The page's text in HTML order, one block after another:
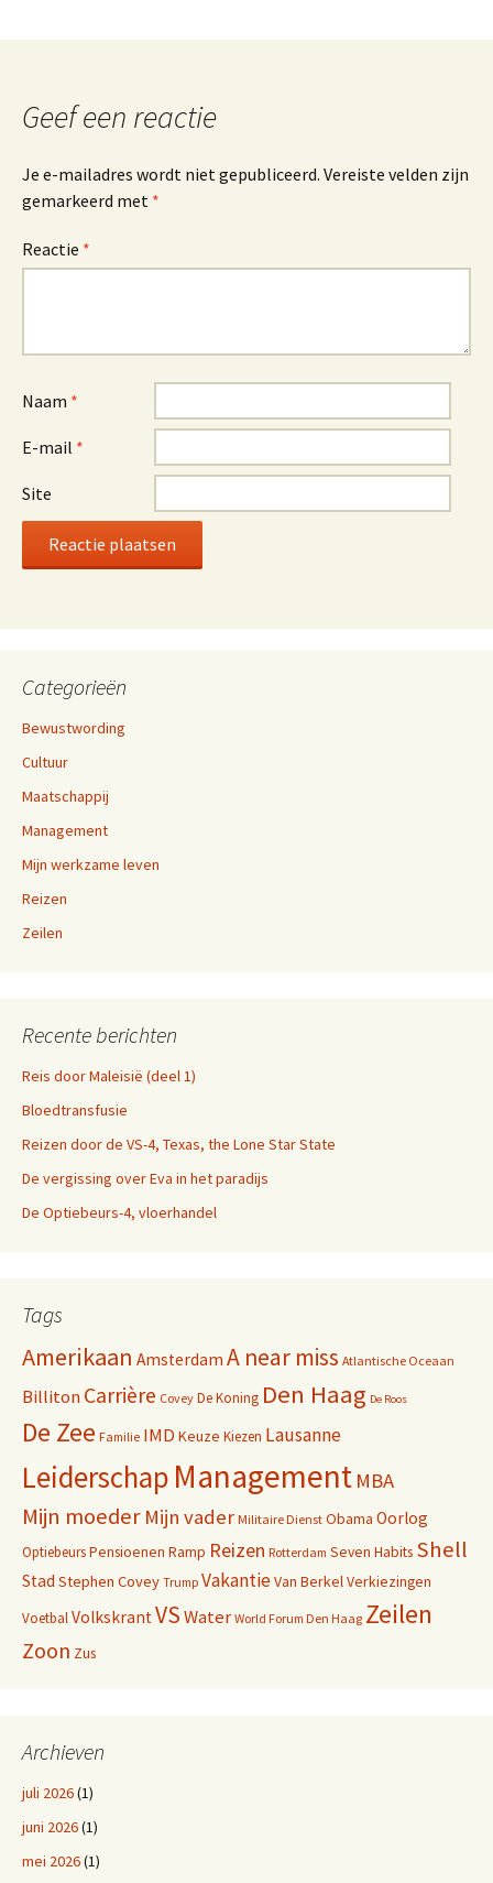
Geef een reactie
Je e-mailadres wordt niet gepubliceerd. Vereiste velden zijn
gemarkeerd met *
Reactie *
Naam *
E-mail *
Site
Categorieën
Bewustwording
Cultuur
Maatschappij
Management
Mijn werkzame leven
Reizen
Zeilen
Recente berichten
Reis door Maleisië (deel 1)
Bloedtransfusie
Reizen door de VS-4, Texas, the Lone Star State
De vergissing over Eva in het paradijs
De Optiebeurs-4, vloerhandel
Tags
Amerikaan Amsterdam A near miss Atlantische Oceaan
BillitonCarrière Covey De Koning Den Haag De Roos
De Zee Familie IMD Keuze Kiezen Lausanne
Leiderschap Management MBA
Mijn moeder Mijn vader Militaire Dienst Obama Oorlog
OptiebeursPensioenen Ramp Reizen Rotterdam Seven Habits Shell
Stad Stephen Covey Trump VakantieVan BerkelVerkiezingen
VoetbalVolkskrantVSWater World Forum Den Haag Zeilen
Zoon Zus
Archieven
juli 2026(1)
juni 2026(1)
mei 2026(1)